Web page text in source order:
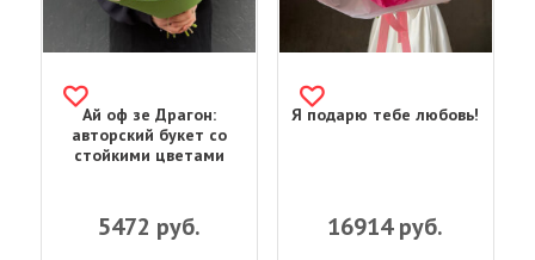
Ай оф зе Драгон:
авторский букет со
стойкими цветами
5472 руб.
Я подарю тебе любовь!
16914руб.